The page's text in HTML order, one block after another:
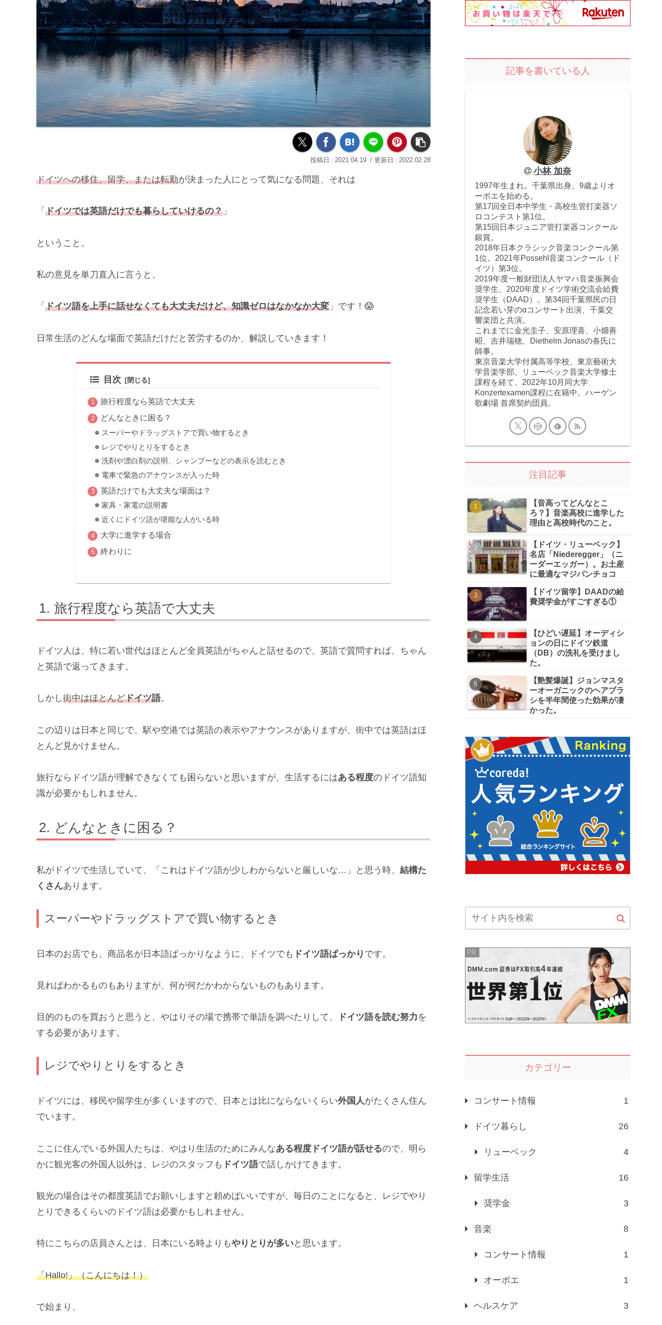
2021.04.19 2022.02.28
ドイツへの移住、留学、または転勤が決まった人にとって気になる問題、それは
「 ドイツでは英語だけでも暮らしていけるの？ 」
ということ。
私の意見を単刀直入に言うと、
「 ドイツ語を上手に話せなくても大丈夫だけど、知識ゼロはなかなか大変 」です！😱
日常生活のどんな場面で英語だけだと苦労するのか、解説していきます！
目次
旅行程度なら英語で大丈夫
どんなときに困る？
スーパーやドラッグストアで買い物するとき
レジでやりとりをするとき
洗剤や漂白剤の説明、シャンプーなどの表示を読むとき
電車で緊急のアナウンスが入った時
英語だけでも大丈夫な場面は？
家具・家電の説明書
近くにドイツ語が堪能な人がいる時
大学に進学する場合
終わりに
旅行程度なら英語で大丈夫
ドイツ人は、特に若い世代はほとんど全員英語がちゃんと話せるので、英語で質問すれば、ちゃん
と英語で返ってきます。
しかし街中はほとんどドイツ語。
この辺りは日本と同じで、駅や空港では英語の表示やアナウンスがありますが、街中では英語はほ
とんど見かけません。
旅行ならドイツ語が理解できなくても困らないと思いますが、生活するにはある程度のドイツ語知
識が必要かもしれません。
どんなときに困る？
私がドイツで生活していて、「これはドイツ語が少しわからないと厳しいな…」と思う時、 結構た
くさんあります。
スーパーやドラッグストアで買い物するとき
日本のお店でも、商品名が日本語ばっかりなように、ドイツでも ドイツ語ばっかり です。
見ればわかるものもありますが、何が何だかわからないものもあります。
目的のものを買おうと思うと、やはりその場で携帯で単語を調べたりして、 ドイツ語を読む努力 を
する必要があります。
レジでやりとりをするとき
ドイツには、移民や留学生が多くいますので、日本とは比にならないくらい外国人がたくさん住ん
でいます。
ここに住んでいる外国人たちは、やはり生活のためにみんなある程度ドイツ語が話せるので、明ら
かに観光客の外国人以外は、レジのスタッフも ドイツ語で話しかけてきます。
観光の場合はその都度英語でお願いしますと頼めばいいですが、毎日のことになると、レジでやり
とりできるくらいのドイツ語は必要かもしれません。
特にこちらの店員さんとは、日本にいる時よりもやりとりが多いと思います。
「Hallo!」（こんにちは！）
で始まり、
記事を書いている人
小林 加奈
1997年生まれ。千葉県出身。9歳よりオ
ーボエを始める。
第17回全日本中学生・高校生管打楽器ソ
ロコンテスト第1位。
第15回日本ジュニア管打楽器コンクール
銀賞。
2018年日本クラシック音楽コンクール第
1位。2021年Possehl音楽コンクール（ド
イツ）第3位。
2019年度一般財団法人ヤマハ音楽振興会
奨学生、2020年度ドイツ学術交流会給費
奨学生（DAAD）。第34回千葉県民の日
記念若い芽のαコンサート出演、千葉交
響楽団と共演。
これまでに金光圭子、安原理喜、小畑善
昭、吉井瑞穂、Diethelm Jonasの各氏に
師事。
東京音楽大学付属高等学校、東京藝術大
学音楽学部、リューベック音楽大学修士
課程を経て、2022年10月同大学
Konzertexamen課程に在籍中。ハーゲン
歌劇場 首席契約団員。
注目記事
【音高ってどんなとこ
ろ？】音楽高校に進学した
理由と高校時代のこと。
【ドイツ・リューベック】
名店「Niederegger」（ニ
ーダーエッガー）。お土産
に最適なマジパンチョコ
【ドイツ留学】DAADの給
費奨学金がすごすぎる①
【ひどい遅延】オーディシ
ョンの日にドイツ鉄道
（DB）の洗礼を受けまし
た。
【艶髪爆誕】ジョンマスタ
ーオーガニックのヘアブラ
シを半年間使った効果が凄
かった。
カテゴリー
コンサート情報 1
ドイツ暮らし 26
リューベック 4
留学生活 16
奨学金 3
音楽 8
コンサート情報 1
オーボエ 1
ヘルスケア 3